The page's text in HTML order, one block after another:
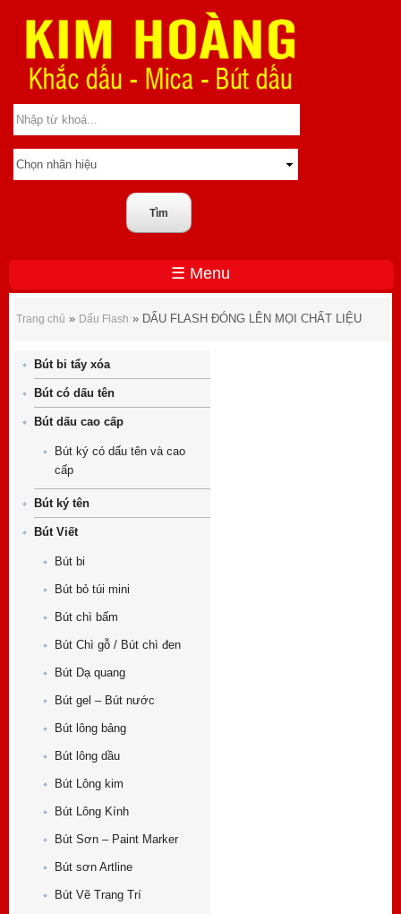
☰ Menu
DẤU FLASH ĐÓNG LÊN MỌI CHẤT LIỆU
Trang chủ » Dấu Flash » DẤU FLASH ĐÓNG LÊN MỌI CHẤT LIỆU
Bút bi tẩy xóa
Bút có dấu tên
Bút dấu cao cấp
Bút ký có dấu tên và cao
cấp
Bút ký tên
Bút Viết
Bút bi
Bút bỏ túi mini
Bút chì bấm
Bút Chì gỗ / Bút chì đen
Bút Dạ quang
Bút gel – Bút nước
Bút lông bảng
Bút lông dầu
Bút Lông kim
Bút Lông Kính
Bút Sơn – Paint Marker
Bút sơn Artline
Bút Vẽ Trang Trí